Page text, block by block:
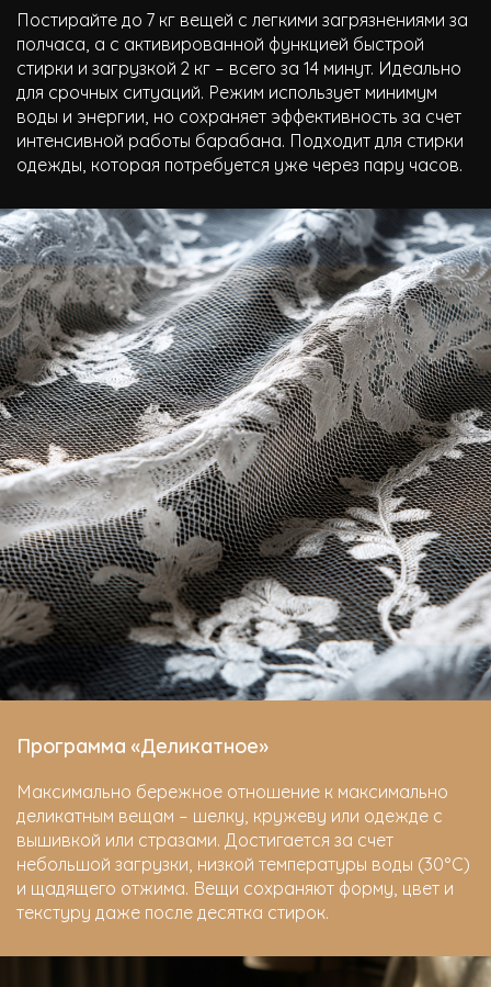
Постирайте до 7 кг вещей с легкими загрязнениями за
полчаса, а с активированной функцией быстрой
стирки и загрузкой 2 кг – всего за 14 минут. Идеально
для срочных ситуаций. Режим использует минимум
воды и энергии, но сохраняет эффективность за счет
интенсивной работы барабана. Подходит для стирки
одежды, которая потребуется уже через пару часов.
Программа «Деликатное»
Максимально бережное отношение к максимально
деликатным вещам – шелку, кружеву или одежде с
вышивкой или стразами. Достигается за счет
небольшой загрузки, низкой температуры воды (30°C)
и щадящего отжима. Вещи сохраняют форму, цвет и
текстуру даже после десятка стирок.